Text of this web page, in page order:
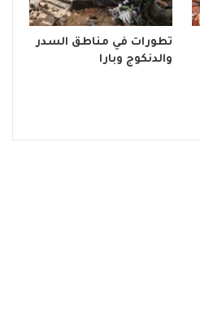
تطورات في مناطق السدر
والدنكوج وبارا